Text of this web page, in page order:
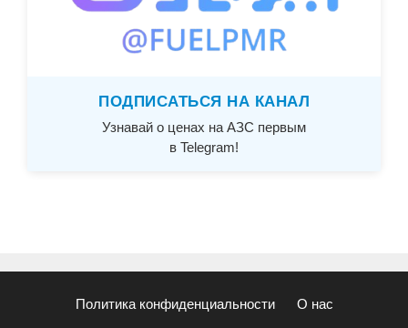
ПОДПИСАТЬСЯ НА КАНАЛ
Узнавай о ценах на АЗС первым
в Telegram!
Политика конфиденциальности О нас